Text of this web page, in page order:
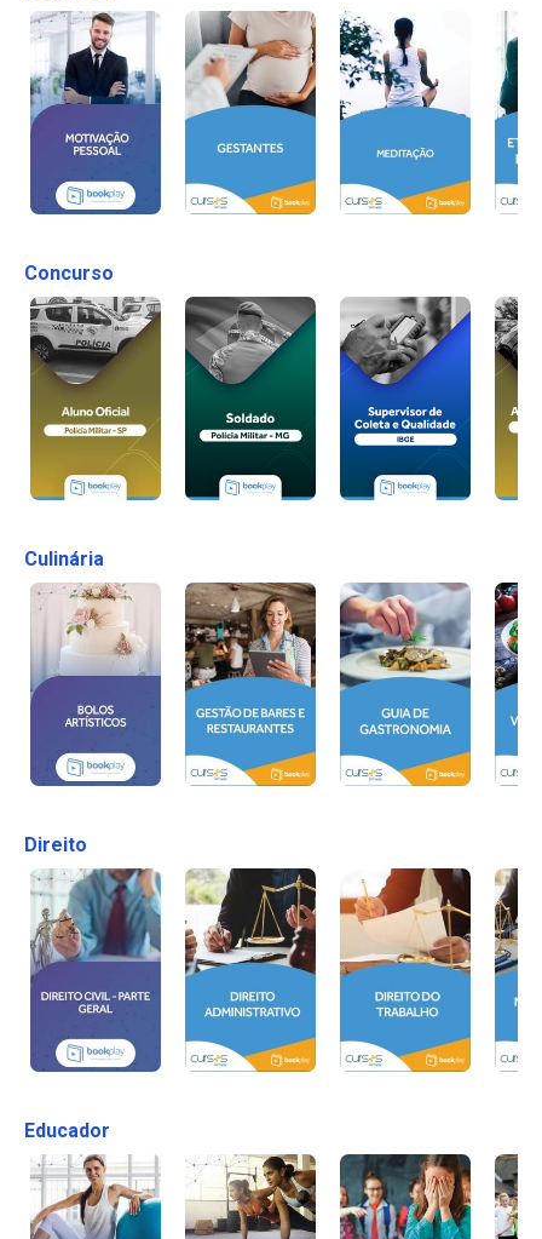
Concurso
Culinária
Direito
Educador